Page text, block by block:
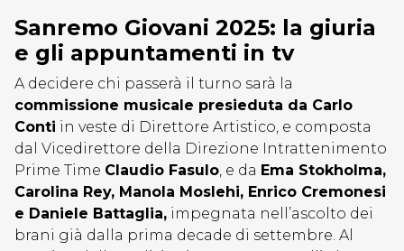
Sanremo Giovani 2025: la giuria
e gli appuntamenti in tv
A decidere chi passerà il turno sarà la
commissione musicale presieduta da Carlo
Conti in veste di Direttore Artistico, e composta
dal Vicedirettore della Direzione Intrattenimento
Prime Time Claudio Fasulo, e da Ema Stokholma,
Carolina Rey, Manola Moslehi, Enrico Cremonesi
e Daniele Battaglia, impegnata nell’ascolto dei
brani già dalla prima decade di settembre. Al